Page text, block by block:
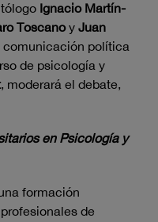
Ignacio Martín-
Toscanoy Juan
comunicación política
de psicología y
, moderará el debate,
en Psicología y
formación
de